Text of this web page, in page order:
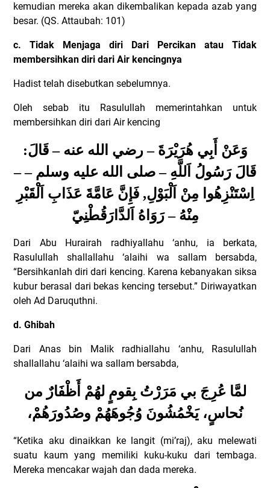
kemudian mereka akan dikembalikan kepada azab yang
besar. (QS. Attaubah: 101)
c. Tidak Menjaga diri Dari Percikan atau Tidak
membersihkan diri dari Air kencingnya
Hadist telah disebutkan sebelumnya.
Oleh sebab itu Rasulullah memerintahkan untuk
membersihkan diri dari Air kencing
وَعَنْ أَبِي هُرَيْرَةَ – رضي الله عنه – قَالَ:
قَالَ رَسُولُ اَللَّهِ – صلى الله عليه وسلم – –
اِسْتَنْزِهُوا مِنْ اَلْبَوْلِ, فَإِنَّ عَامَّةَ عَذَابِ اَلْقَبْرِ
مِنْهُ – رَوَاهُ اَلدَّارَقُطْنِيّ
Dari Abu Hurairah radhiyallahu ‘anhu, ia berkata,
Rasulullah shallallahu ‘alaihi wa sallam bersabda,
“Bersihkanlah diri dari kencing. Karena kebanyakan siksa
kubur berasal dari bekas kencing tersebut.” Diriwayatkan
oleh Ad Daruquthni.
d. Ghibah
Dari Anas bin Malik radhiallahu ‘anhu, Rasulullah
shallallahu ‘alaihi wa sallam bersabda,
لمَّا عُرِجَ بي مَرَرْتُ بِقومٍ لهُمْ أَظْفَارٌ من
نُحاسٍ، يَخْمُشُونَ وُجُوهَهُمْ وصُدُورَهُمْ،
“Ketika aku dinaikkan ke langit (mi’raj), aku melewati
suatu kaum yang memiliki kuku-kuku dari tembaga.
Mereka mencakar wajah dan dada mereka.